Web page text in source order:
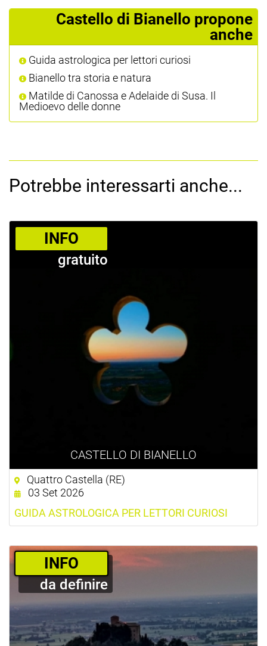
Castello di Bianello propone
anche
Guida astrologica per lettori curiosi
Bianello tra storia e natura
Matilde di Canossa e Adelaide di Susa. Il
Medioevo delle donne
Potrebbe interessarti anche...
CASTELLO DI BIANELLO
­INFO
gratuito
Quattro Castella (RE)
03 Set 2026
GUIDA ASTROLOGICA PER LETTORI CURIOSI
­INFO
da definire